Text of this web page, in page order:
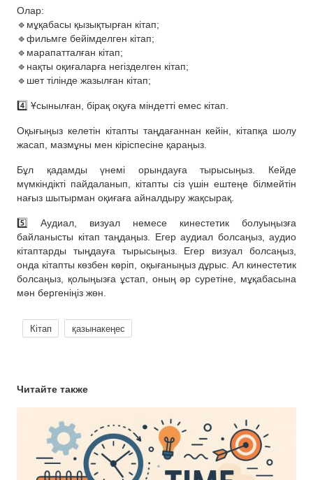
Олар:
🔹мұқабасы қызықтырған кітап;
🔹фильмге бейімделген кітап;
🔹марапатталған кітап;
🔹нақты оқиғаларға негізделген кітап;
🔹шет тілінде жазылған кітап;
4️⃣ Ұсынылған, бірақ оқуға міндетті емес кітап.
Оқығыңыз келетін кітапты таңдағаннан кейін, кітапқа шолу
жасап, мазмұны мен кіріспесіне қараңыз.
Бұл қадамды үнемі орындауға тырысыңыз. Кейде
мүмкіндікті пайдаланып, кітапты сіз үшін ештеңе білмейтін
нағыз шытырман оқиғаға айналдыру жақсырақ.
5️⃣ Аудиал, визуал немесе кинестетик болуыңызға
байланысты кітап таңдаңыз. Егер аудиал болсаңыз, аудио
кітаптарды тыңдауға тырысыңыз. Егер визуал болсаңыз,
онда кітапты көзбен көріп, оқығаныңыз дұрыс. Ал кинестетик
болсаңыз, қолыңызға ұстап, оның әр суретіне, мұқабасына
мән бергеніңіз жөн.
Кітап қазынакеңес
Читайте также